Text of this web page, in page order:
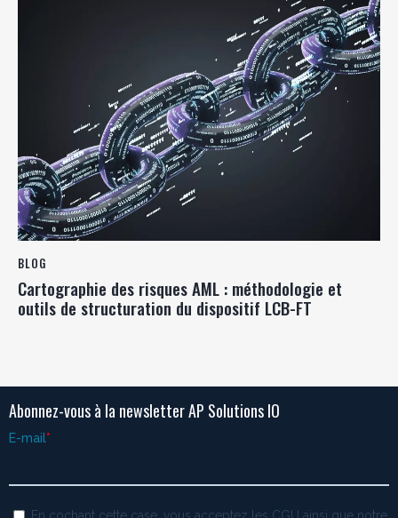
BLOG
Cartographie des risques AML : méthodologie et
outils de structuration du dispositif LCB-FT
Abonnez-vous à la newsletter AP Solutions IO